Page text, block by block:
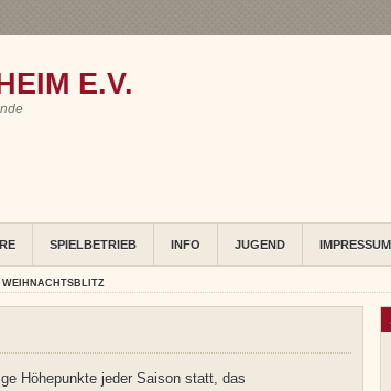
E.V.
SPIELBETRIEB INFO JUGEND IMPRESSUM
WEIHNACHTSBLITZ
Höhepunkte jeder Saison statt, das